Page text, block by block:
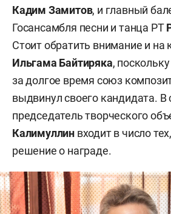
Кадим Замитов, и главный
Госансамбля песни и танца РТ
Стоит обратить внимание и на
Ильгама Байтиряка,
за долгое время союз
выдвинул своего кандидата. В
председатель творческого
Калимуллин входит в число
решение о награде.